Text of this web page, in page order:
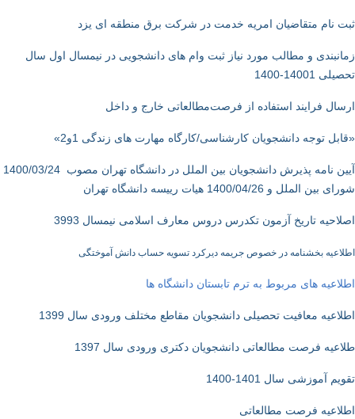
ثبت نام متقاضیان امریه خدمت در شرکت برق منطقه ای یزد
زمانبندی و مطالب مورد نیاز ثبت وام های دانشجویی در نیمسال اول سال
تحصیلی 14001-1400
ارسال فرایند استفاده از فرصت‌مطالعاتی خارج و داخل
«قابل توجه دانشجویان کارشناسی/کارگاه مهارت های زندگی 1و2»
آیین نامه پذیرش دانشجویان بین الملل در دانشگاه تهران مصوب 1400/03/24
شورای بین الملل و 26/‏04/‏1400 هیات رییسه دانشگاه تهران
اصلاحیه تاریخ آزمون تکدرس دروس معارف اسلامی نیمسال 3993
اطلاعیه بخشنامه در خصوص جریمه دیرکرد تسویه حساب دانش آموختگی
اطلاعیه های مربوط به ترم تابستان دانشگاه ها
اطلاعیه معافیت تحصیلی دانشجویان مقاطع مختلف ورودی سال 1399
طلاعیه فرصت مطالعاتی دانشجویان دکتری ورودی سال 1397
تقویم آموزشی سال 1401-1400
اطلاعیه فرصت مطالعاتی